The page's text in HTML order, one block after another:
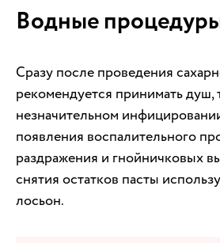
Водные
Сразу после проведения
рекомендуется принимать душ,
незначительном
появления воспалительного
раздражения и гнойничковых
снятия остатков пасты
лосьон.